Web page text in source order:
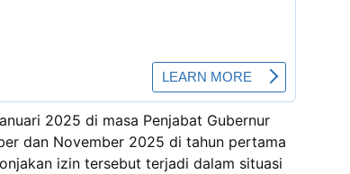
2025 di masa Penjabat Gubernur
dan November 2025 di tahun pertama
izin tersebut terjadi dalam situasi